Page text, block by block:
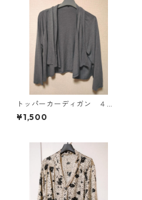
トッパーカーディガン ４
Ｌ グレー KAE-4814
¥1,500